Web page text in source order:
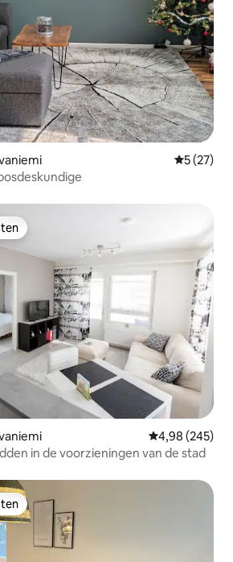
5 (27)
Gemiddelde
4,98 (245)
in de voorzieningen van de stad